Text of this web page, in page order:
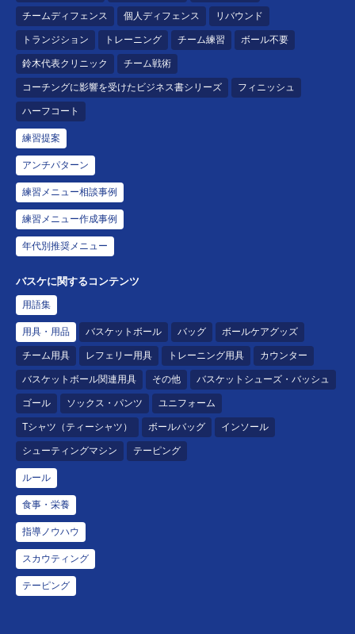
チームディフェンス 個人ディフェンス リバウンド
トランジション トレーニング チーム練習 ボール不要
鈴木代表クリニック チーム戦術
コーチングに影響を受けたビジネス書シリーズ フィニッシュ
ハーフコート
練習提案
アンチパターン
練習メニュー相談事例
練習メニュー作成事例
年代別推奨メニュー
バスケに関するコンテンツ
用語集
用具・用品 バスケットボール バッグ ボールケアグッズ
チーム用具 レフェリー用具 トレーニング用具 カウンター
バスケットボール関連用具 その他 バスケットシューズ・バッシュ
ゴール ソックス・パンツ ユニフォーム
Tシャツ（ティーシャツ） ボールバッグ インソール
シューティングマシン テーピング
ルール
食事・栄養
指導ノウハウ
スカウティング
テーピング